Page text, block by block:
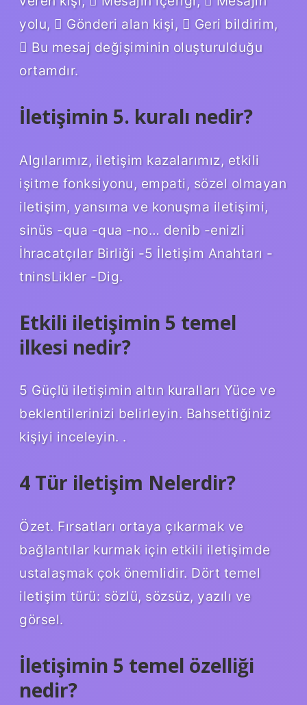
yolu,  Gönderi alan kişi,  Geri bildirim,
 Bu mesaj değişiminin oluşturulduğu
ortamdır.
İletişimin 5. kuralı nedir?
Algılarımız, iletişim kazalarımız, etkili
işitme fonksiyonu, empati, sözel olmayan
iletişim, yansıma ve konuşma iletişimi,
sinüs -qua -qua -no… denib -enizli
İhracatçılar Birliği -5 İletişim Anahtarı -
tninsLikler -Dig.
Etkili iletişimin 5 temel
ilkesi nedir?
5 Güçlü iletişimin altın kuralları Yüce ve
beklentilerinizi belirleyin. Bahsettiğiniz
kişiyi inceleyin. .
4 Tür iletişim Nelerdir?
Özet. Fırsatları ortaya çıkarmak ve
bağlantılar kurmak için etkili iletişimde
ustalaşmak çok önemlidir. Dört temel
iletişim türü: sözlü, sözsüz, yazılı ve
görsel.
İletişimin 5 temel özelliği
nedir?